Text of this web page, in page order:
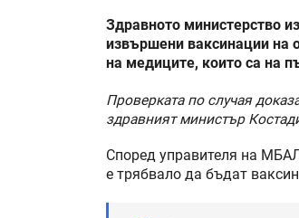
Здравното министерство
извършени ваксинации на
на медиците, които са на
Проверката по случая
здравният министър
Според управителя на
е трябвало да бъдат